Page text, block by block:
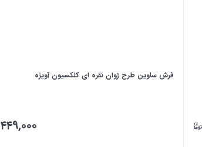
فرش ساوین طرح ژوان نقره ای کلکسیون آویژه
۴۴۹,۰۰۰